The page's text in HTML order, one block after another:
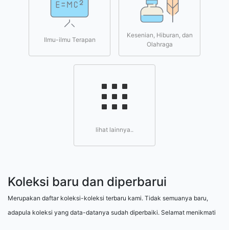
Ilmu-ilmu Terapan
Kesenian, Hiburan, dan
Olahraga
lihat lainnya..
Koleksi baru dan diperbarui
Merupakan daftar koleksi-koleksi terbaru kami. Tidak semuanya baru,
adapula koleksi yang data-datanya sudah diperbaiki. Selamat menikmati